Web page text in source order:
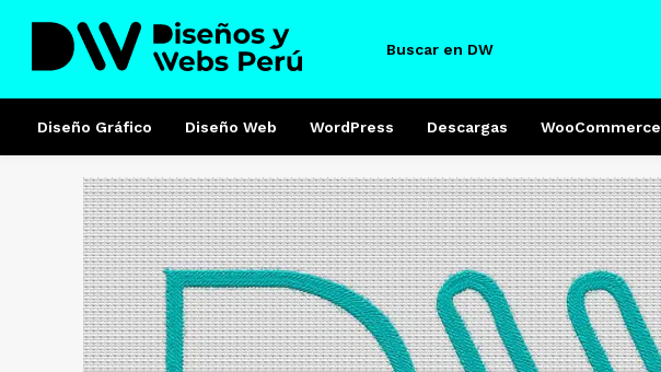
Buscar en DW
Diseño Gráfico Diseño Web WordPress Descargas WooCommerce